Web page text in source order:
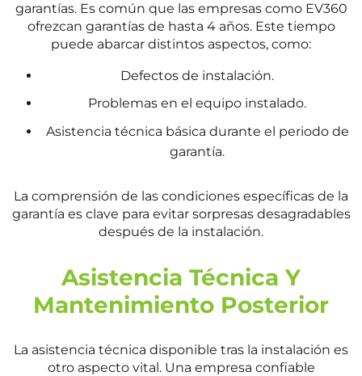
garantías. Es común que las empresas como EV360
ofrezcan garantías de hasta 4 años. Este tiempo
puede abarcar distintos aspectos, como:
Defectos de instalación.
Problemas en el equipo instalado.
Asistencia técnica básica durante el periodo de
garantía.
La comprensión de las condiciones específicas de la
garantía es clave para evitar sorpresas desagradables
después de la instalación.
Asistencia Técnica Y
Mantenimiento Posterior
La asistencia técnica disponible tras la instalación es
otro aspecto vital. Una empresa confiable